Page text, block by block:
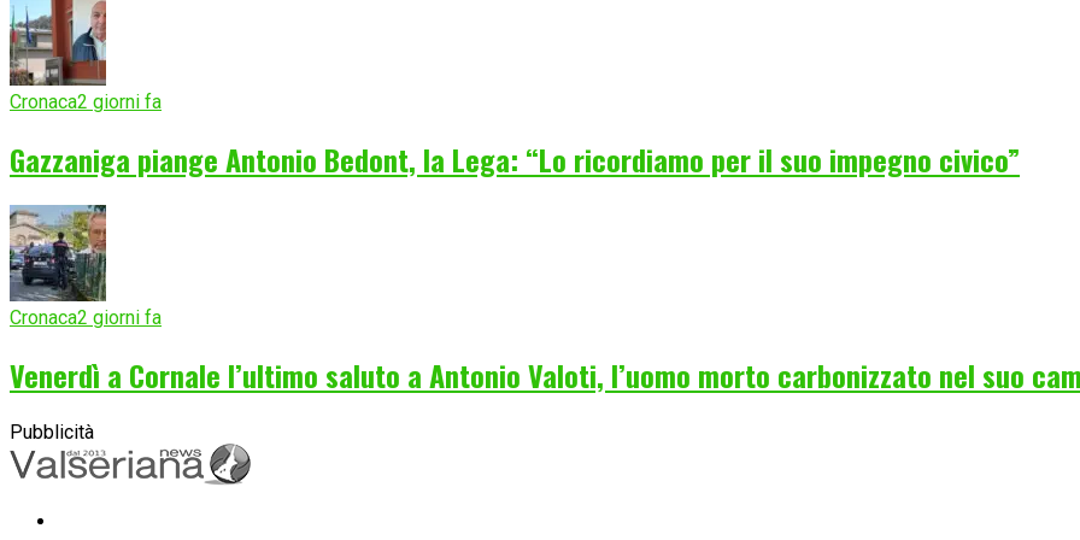
Cronaca2 giorni fa
Gazzaniga piange Antonio Bedont, la Lega: “Lo ricordiamo per il suo impegno civico”
Cronaca2 giorni fa
Venerdì a Cornale l’ultimo saluto a Antonio Valoti, l’uomo morto carbonizzato nel suo
Pubblicità